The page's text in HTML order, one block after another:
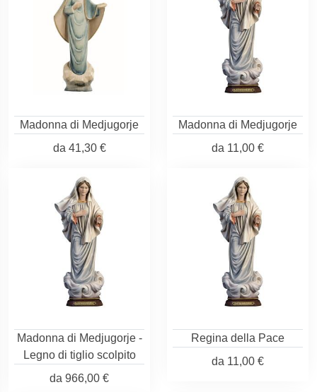
Madonna di Medjugorje
da 41,30 €
Madonna di Medjugorje
da 11,00 €
Madonna di Medjugorje -
Legno di tiglio scolpito
da 966,00 €
Regina della Pace
da 11,00 €